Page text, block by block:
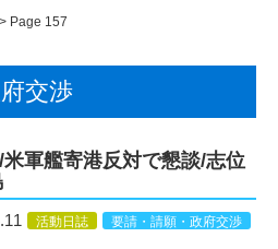
> Page 157
交渉
軍艦寄港反対で懇談/志位
活動日誌 要請・請願・政府交渉